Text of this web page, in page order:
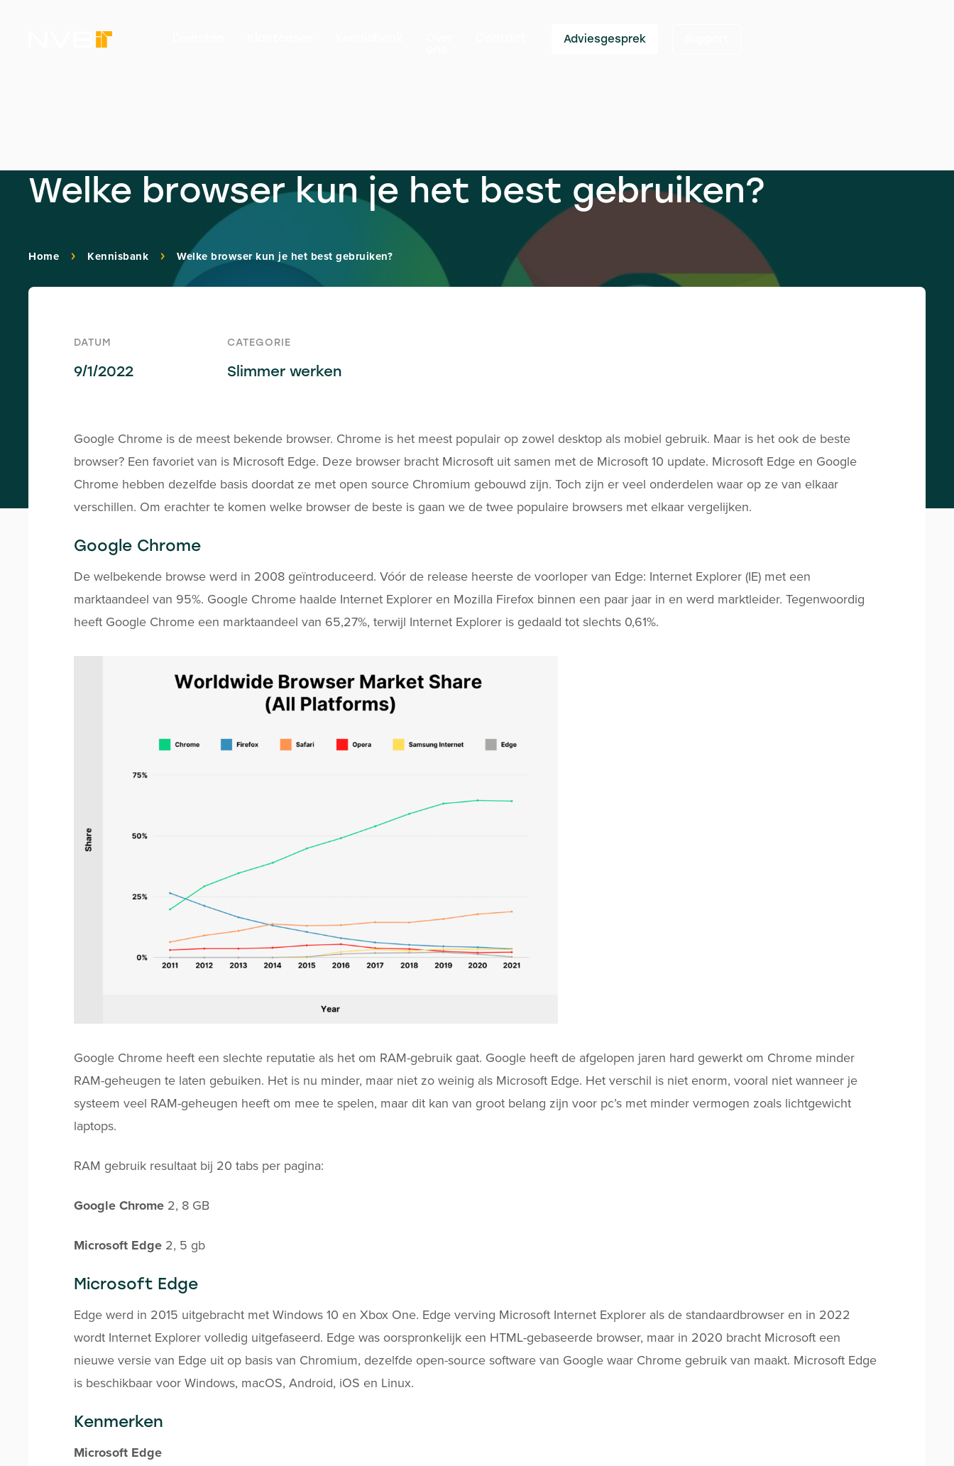
Adviesgesprek
Welke browser kun je het best gebruiken?
Home Kennisbank Welke browser kun je het best gebruiken?
DATUM
9/1/2022
CATEGORIE
Slimmer werken
Google Chrome is de meest bekende browser. Chrome is het meest populair op zowel desktop als mobiel gebruik. Maar is het ook de beste
browser? Een favoriet van is Microsoft Edge. Deze browser bracht Microsoft uit samen met de Microsoft 10 update. Microsoft Edge en Google
Chrome hebben dezelfde basis doordat ze met open source Chromium gebouwd zijn. Toch zijn er veel onderdelen waar op ze van elkaar
verschillen. Om erachter te komen welke browser de beste is gaan we de twee populaire browsers met elkaar vergelijken.
Google Chrome
De welbekende browse werd in 2008 geïntroduceerd. Vóór de release heerste de voorloper van Edge: Internet Explorer (IE) met een
marktaandeel van 95%. Google Chrome haalde Internet Explorer en Mozilla Firefox binnen een paar jaar in en werd marktleider. Tegenwoordig
heeft Google Chrome een marktaandeel van 65,27%, terwijl Internet Explorer is gedaald tot slechts 0,61%.
Google Chrome heeft een slechte reputatie als het om RAM-gebruik gaat. Google heeft de afgelopen jaren hard gewerkt om Chrome minder
RAM-geheugen te laten gebuiken. Het is nu minder, maar niet zo weinig als Microsoft Edge. Het verschil is niet enorm, vooral niet wanneer je
systeem veel RAM-geheugen heeft om mee te spelen, maar dit kan van groot belang zijn voor pc’s met minder vermogen zoals lichtgewicht
laptops.
RAM gebruik resultaat bij 20 tabs per pagina:
Google Chrome 2, 8 GB
Microsoft Edge 2, 5 gb
Microsoft Edge
Edge werd in 2015 uitgebracht met Windows 10 en Xbox One. Edge verving Microsoft Internet Explorer als de standaardbrowser en in 2022
wordt Internet Explorer volledig uitgefaseerd. Edge was oorspronkelijk een HTML-gebaseerde browser, maar in 2020 bracht Microsoft een
nieuwe versie van Edge uit op basis van Chromium, dezelfde open-source software van Google waar Chrome gebruik van maakt. Microsoft Edge
is beschikbaar voor Windows, macOS, Android, iOS en Linux.
Kenmerken
Microsoft Edge